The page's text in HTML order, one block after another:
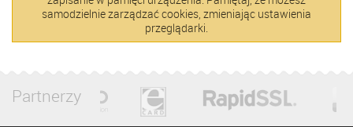
samodzielnie zarządzać cookies, zmieniając ustawienia
przeglądarki.
Partnerzy